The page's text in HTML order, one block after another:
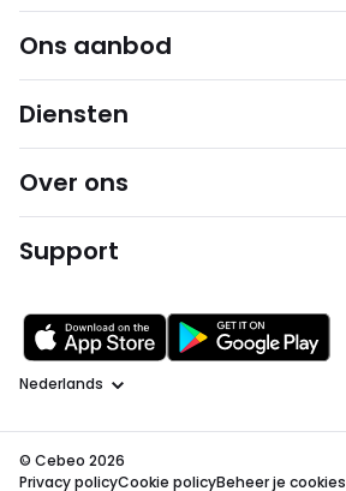
Ons aanbod
Diensten
Over ons
Support
Taal
© Cebeo 2026
Privacy policyCookie policyBeheer je cookies